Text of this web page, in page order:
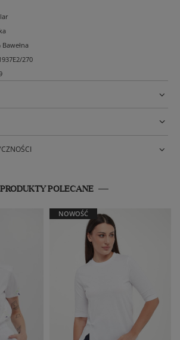
Bawełna
270
PRODUKTY POLECANE
NOWOŚĆ